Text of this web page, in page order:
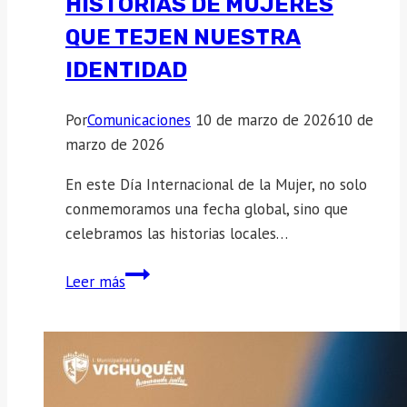
QUE TEJEN NUESTRA
IDENTIDAD
PorComunicaciones 10 de marzo de 202610 de
marzo de 2026
En este Día Internacional de la Mujer, no solo
conmemoramos una fecha global, sino que
celebramos las historias locales…
Leer más8M
de